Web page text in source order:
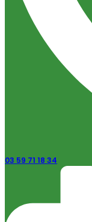
03 59 71 18 34